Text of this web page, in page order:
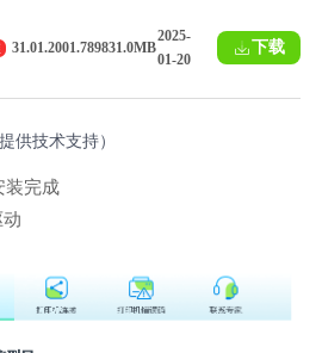
31.01.2001.789831.0MB
2025-
01-20
下载
供技术支持）
装完成